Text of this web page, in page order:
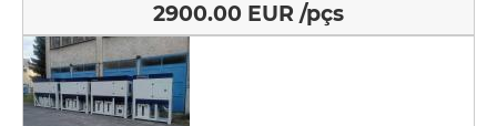
2900.00 EUR /pçs